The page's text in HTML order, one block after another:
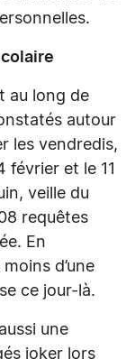
au long de
autour
les vendredis,
février et le 11
veille du
requêtes
En
d’une
ce jour-là.
une
joker lors